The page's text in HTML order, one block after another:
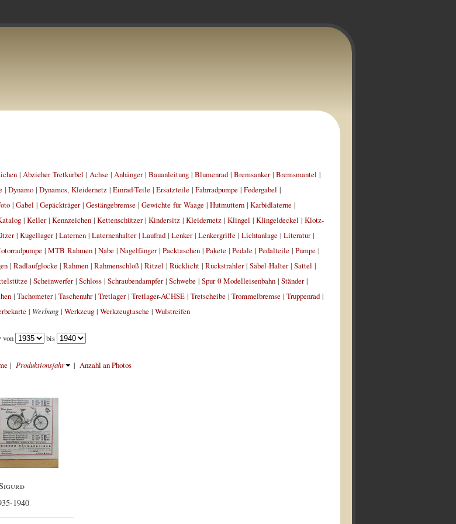
| Abzieher Tretkurbel | Achse| Anhänger| Bauanleitung| Blumenrad| Bremsanker| Bremsmantel |
| Dynamo| Dynamos, Kleidernetz| Einrad-Teile| Ersatzteile| Fahrradpumpe| Federgabel |
| Gabel | Gepäckträger| Gestängebremse| Gewichte für Waage| Hutmuttern| Karbidlaterne|
| Keller| Kennzeichen| Kettenschützer| Kindersitz| Kleidernetz| Klingel | Klingeldeckel | Klotz-
| Kugellager| Laternen| Laternenhalter| Laufrad| Lenker| Lenkergriffe| Lichtanlage| Literatur|
| MTB Rahmen| Nabe| Nagelfänger| Packtaschen| Pakete| Pedale| Pedalteile| Pumpe|
| Radlaufglocke| Rahmen| Rahmenschloß| Ritzel | Rücklicht| Rückstrahler| Säbel-Halter| Sattel |
| Scheinwerfer| Schloss| Schraubendampfer| Schwebe| Spur 0 Modelleisenbahn| Ständer|
| Tachometer| Taschenuhr| Tretlager| Tretlager-ACHSE| Tretscheibe| Trommelbremse| Truppenrad|
| Werbung| Werkzeug| Werkzeugtasche| Wulstreifen
von bis
| Produktionsjahr | Anzahl an Photos
1940